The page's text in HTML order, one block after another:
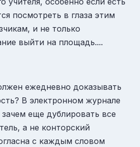
посмотреть в глаза этим
и не только
выйти на площадь....
ежедневно доказывать
В электронном журнале
еще дублировать все
а не конторский
с каждым словом